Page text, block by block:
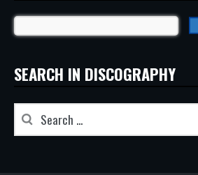
SEARCH IN DISCOGRAPHY